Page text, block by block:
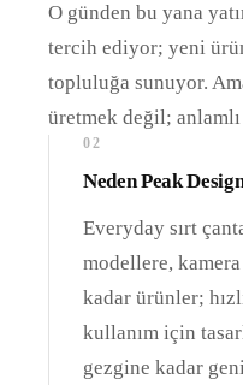
O günden bu yana
tercih ediyor; yeni
topluluğa sunuyor.
üretmek değil;
02
Neden Peak
Everyday sırt
modellere,
kadar ürünler;
kullanım için
gezgine kadar